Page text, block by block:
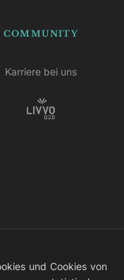
COMMUNITY
Karriere bei uns
und Cookies von